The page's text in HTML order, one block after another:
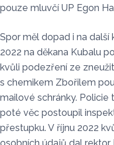
pouze mluvčí UP Egon
Spor měl dopad i na další
2022 na děkana Kubalu
kvůli podezření ze
s chemikem Zbořilem
mailové schránky.
poté věc postoupil
přestupku. V říjnu 2022